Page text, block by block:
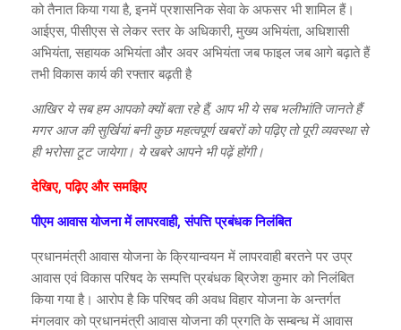
को तैनात किया गया है, इनमें प्रशासनिक सेवा के अफसर भी शामिल हैं।
आईएस, पीसीएस से लेकर स्तर के अधिकारी, मुख्य अभियंता, अधिशासी
अभियंता, सहायक अभियंता और अवर अभियंता जब फाइल जब आगे बढ़ाते हैं
तभी विकास कार्य की रफ्तार बढ़ती है
आखिर ये सब हम आपको क्यों बता रहे हैं, आप भी ये सब भलीभांति जानते हैं
मगर आज की सुर्खियां बनी कुछ महत्वपूर्ण खबरों को पढ़िए तो पूरी व्यवस्था से
ही भरोसा टूट जायेगा। ये खबरे आपने भी पढ़ें होंगी।
देखिए, पढ़िए और समझिए
पीएम आवास योजना में लापरवाही, संपत्ति प्रबंधक निलंबित
प्रधानमंत्री आवास योजना के क्रियान्वयन में लापरवाही बरतने पर उप्र
आवास एवं विकास परिषद के सम्पत्ति प्रबंधक ब्रिजेश कुमार को निलंबित
किया गया है। आरोप है कि परिषद की अवध विहार योजना के अन्तर्गत
मंगलवार को प्रधानमंत्री आवास योजना की प्रगति के सम्बन्ध में आवास